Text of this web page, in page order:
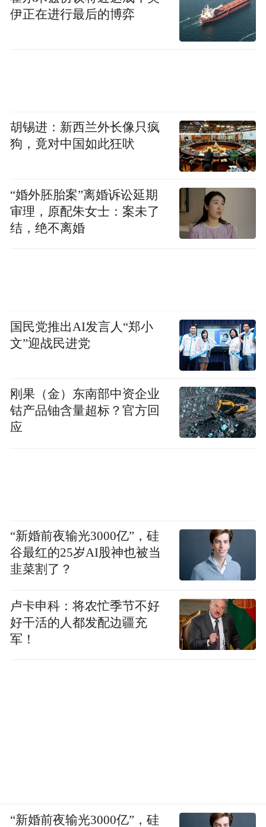
伊正在进行最后的博弈
胡锡进：新西兰外长像只疯
狗，竟对中国如此狂吠
“婚外胚胎案”离婚诉讼延期
审理，原配朱女士：案未了
结，绝不离婚
国民党推出AI发言人“郑小
文”迎战民进党
刚果（金）东南部中资企业
钴产品铀含量超标？官方回
应
“新婚前夜输光3000亿”，硅
谷最红的25岁AI股神也被当
韭菜割了？
卢卡申科：将农忙季节不好
好干活的人都发配边疆充
军！
“新婚前夜输光3000亿”，硅